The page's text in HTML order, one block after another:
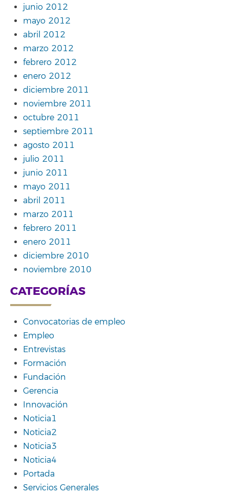
junio 2012
mayo 2012
abril 2012
marzo 2012
febrero 2012
enero 2012
diciembre 2011
noviembre 2011
octubre 2011
septiembre 2011
agosto 2011
julio 2011
junio 2011
mayo 2011
abril 2011
marzo 2011
febrero 2011
enero 2011
diciembre 2010
noviembre 2010
CATEGORÍAS
Convocatorias de empleo
Empleo
Entrevistas
Formación
Fundación
Gerencia
Innovación
Noticia1
Noticia2
Noticia3
Noticia4
Portada
Servicios Generales